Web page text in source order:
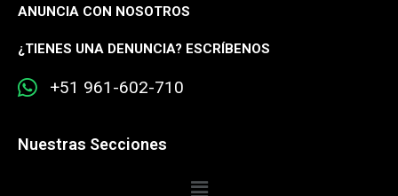
ANUNCIA CON NOSOTROS
¿TIENES UNA DENUNCIA? ESCRÍBENOS
+51 961-602-710
Nuestras Secciones